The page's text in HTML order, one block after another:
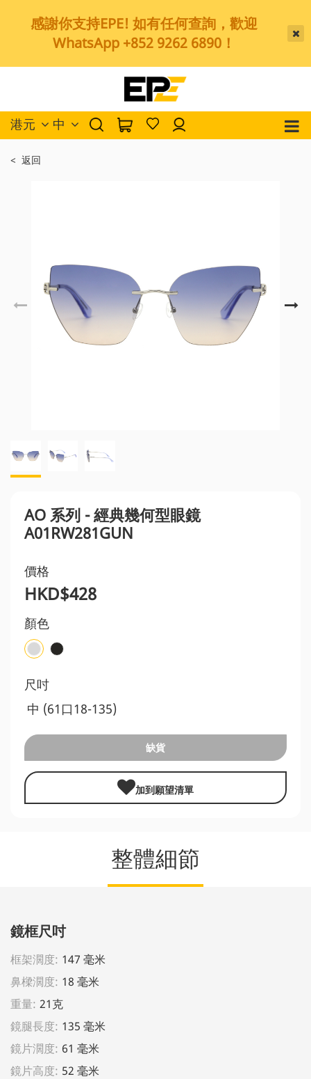
感謝你支持EPE! 如有任何查詢，歡迎
WhatsApp +852 9262 6890！
港元 中
< 返回
AO 系列 - 經典幾何型眼鏡
A01RW281GUN
價格
HKD$428
顏色
尺吋
中 (61口18-135)
缺貨
加到願望清單
整體細節
鏡框尺吋
框架濶度: 147 毫米
鼻樑濶度: 18 毫米
重量: 21克
鏡腿長度: 135 毫米
鏡片濶度: 61 毫米
鏡片高度: 52 毫米